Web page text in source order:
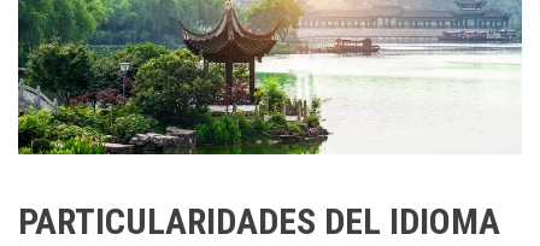
PARTICULARIDADES DEL IDIOMA